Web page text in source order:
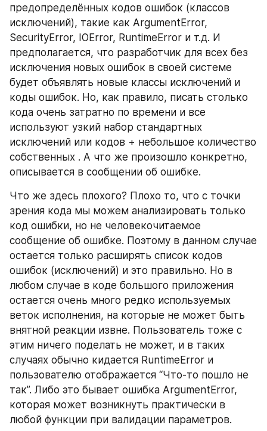
предопределённых кодов ошибок (классов
исключений), такие как ArgumentError,
SecurityError, IOError, RuntimeError и т.д. И
предполагается, что разработчик для всех без
исключения новых ошибок в своей системе
будет объявлять новые классы исключений и
коды ошибок. Но, как правило, писать столько
кода очень затратно по времени и все
используют узкий набор стандартных
исключений или кодов + небольшое количество
собственных . А что же произошло конкретно,
описывается в сообщении об ошибке.
Что же здесь плохого? Плохо то, что с точки
зрения кода мы можем анализировать только
код ошибки, но не человекочитаемое
сообщение об ошибке. Поэтому в данном случае
остается только расширять список кодов
ошибок (исключений) и это правильно. Но в
любом случае в коде большого приложения
остается очень много редко используемых
веток исполнения, на которые не может быть
внятной реакции извне. Пользователь тоже с
этим ничего поделать не может, и в таких
случаях обычно кидается RuntimeError и
пользователю отображается “Что-то пошло не
так”. Либо это бывает ошибка ArgumentError,
которая может возникнуть практически в
любой функции при валидации параметров.